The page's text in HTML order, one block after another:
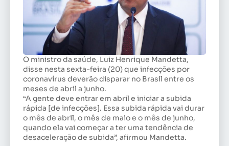
O ministro da saúde, Luiz Henrique Mandetta,
disse nesta sexta-feira (20) que infecções por
coronavírus deverão disparar no Brasil entre os
meses de abril a junho.
“A gente deve entrar em abril e iniciar a subida
rápida [de infecções]. Essa subida rápida vai durar
o mês de abril, o mês de maio e o mês de junho,
quando ela vai começar a ter uma tendência de
desaceleração de subida”, afirmou Mandetta.